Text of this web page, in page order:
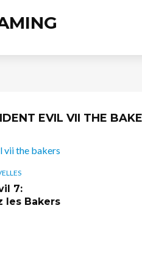
EVIL VII THE
7:
les Bakers